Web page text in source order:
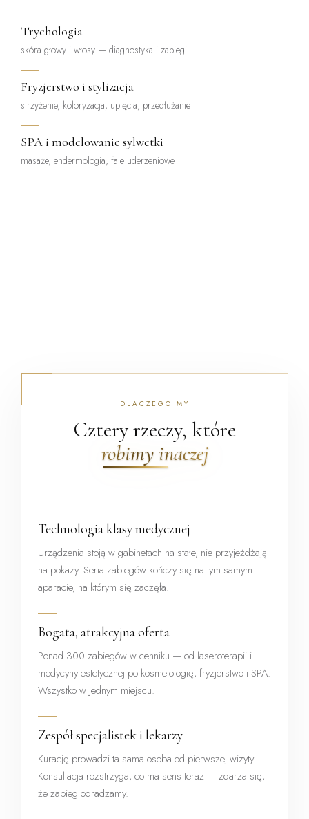
Trychologia
skóra głowy i włosy — diagnostyka i zabiegi
Fryzjerstwo i stylizacja
strzyżenie, koloryzacja, upięcia, przedłużanie
SPA i modelowanie sylwetki
masaże, endermologia, fale uderzeniowe
DLACZEGO MY
Cztery rzeczy, które
robimy inaczej
Technologia klasy medycznej
Urządzenia stoją w gabinetach na stałe, nie przyjeżdżają
na pokazy. Seria zabiegów kończy się na tym samym
aparacie, na którym się zaczęła.
Bogata, atrakcyjna oferta
Ponad 300 zabiegów w cenniku — od laseroterapii i
medycyny estetycznej po kosmetologię, fryzjerstwo i SPA.
Wszystko w jednym miejscu.
Zespół specjalistek i lekarzy
Kurację prowadzi ta sama osoba od pierwszej wizyty.
Konsultacja rozstrzyga, co ma sens teraz — zdarza się,
że zabieg odradzamy.